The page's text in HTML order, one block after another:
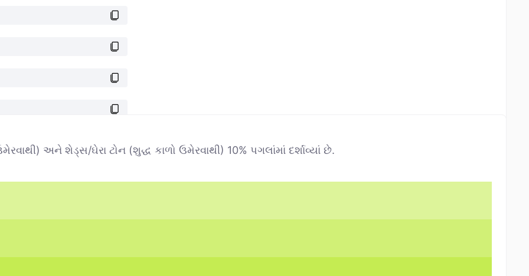
અને શેડ્સ/ઘેરા ટોન (શુદ્ધ કાળો ઉમેરવાથી) 10% પગલાંમાં દર્શાવ્યાં છે.